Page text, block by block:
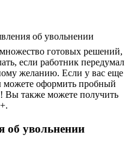
об увольнении
готовых решений,
если работник передумал
желанию. Если у вас еще
можете оформить пробный
Вы также можете получить
об увольнении